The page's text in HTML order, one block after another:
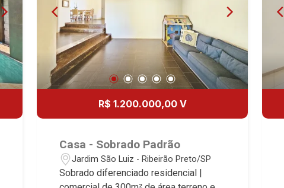
R$ 1.200.000,00 V
Casa - Sobrado Padrão
Jardim São Luiz - Ribeirão Preto/SP
Sobrado diferenciado residencial |